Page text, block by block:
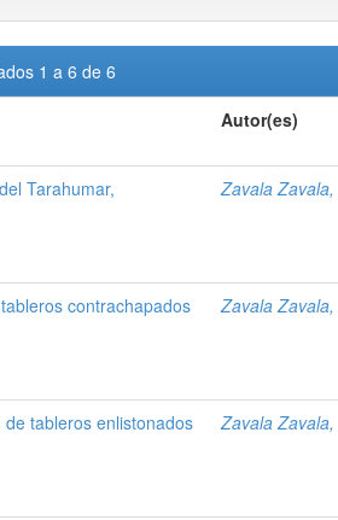
1 a 6 de 6
Autor(es)
Tarahumar,
Zavala
contrachapados Zavala
tableros enlistonados
Zavala